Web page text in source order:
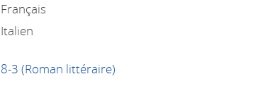
Français
Italien
8-3 (Roman littéraire)